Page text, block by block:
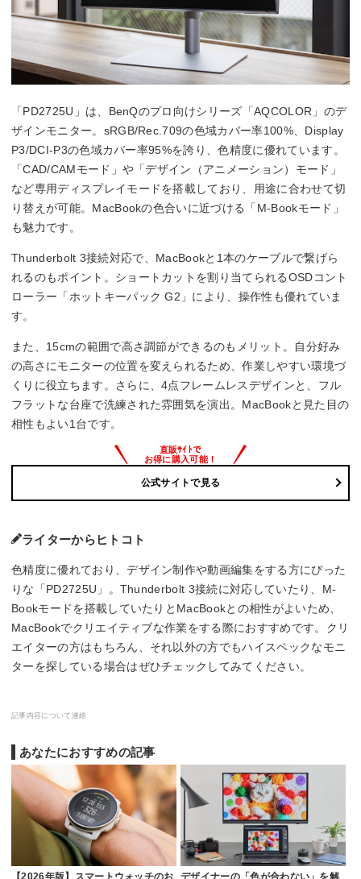
「PD2725U」は、BenQのプロ向けシリーズ「AQCOLOR」のデ
ザインモニター。sRGB/Rec.709の色域カバー率100%、Display
P3/DCI-P3の色域カバー率95%を誇り、色精度に優れています。
「CAD/CAMモード」や「デザイン（アニメーション）モード」
など専用ディスプレイモードを搭載しており、用途に合わせて切
り替えが可能。MacBookの色合いに近づける「M-Bookモード」
も魅力です。
Thunderbolt 3接続対応で、MacBookと1本のケーブルで繋げら
れるのもポイント。ショートカットを割り当てられるOSDコント
ローラー「ホットキーパック G2」により、操作性も優れていま
す。
また、15cmの範囲で高さ調節ができるのもメリット。自分好み
の高さにモニターの位置を変えられるため、作業しやすい環境づ
くりに役立ちます。さらに、4点フレームレスデザインと、フル
フラットな台座で洗練された雰囲気を演出。MacBookと見た目の
相性もよい1台です。
直販ｻｲﾄで
お得に購入可能！
公式サイトで見る
ライターからヒトコト
色精度に優れており、デザイン制作や動画編集をする方にぴった
りな「PD2725U」。Thunderbolt 3接続に対応していたり、M-
Bookモードを搭載していたりとMacBookとの相性がよいため、
MacBookでクリエイティブな作業をする際におすすめです。クリ
エイターの方はもちろん、それ以外の方でもハイスペックなモニ
ターを探している場合はぜひチェックしてみてください。
記事内容について連絡
あなたにおすすめの記事
【2026年版】スマートウォッチのお デザイナーの「色が合わない」を解